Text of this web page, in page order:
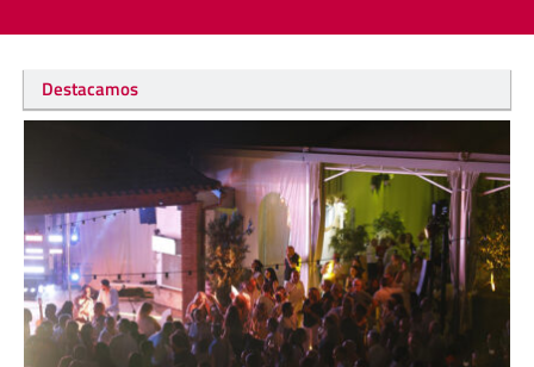
Destacamos